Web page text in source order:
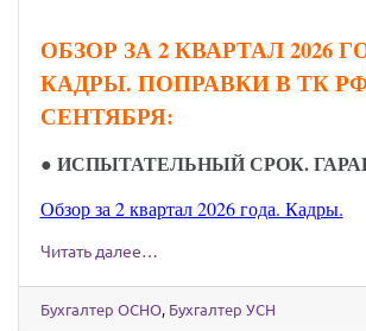
ОБЗОР ЗА 2 КВАРТАЛ 2026
КАДРЫ. ПОПРАВКИ В ТК
СЕНТЯБРЯ:
● ИСПЫТАТЕЛЬНЫЙ СРОК.
Обзор за 2 квартал 2026 года. Кадры.
Читать далее…
Бухгалтер ОСНО, Бухгалтер УСН